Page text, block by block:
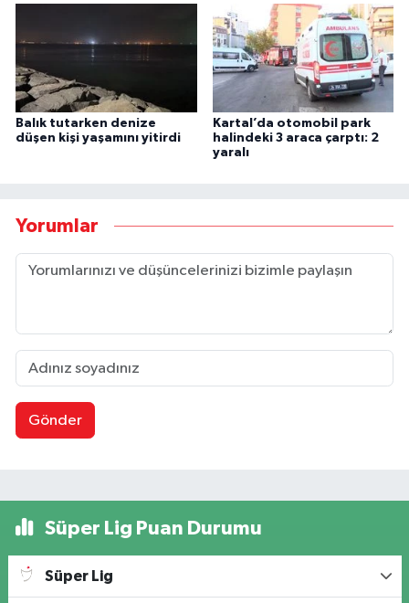
Balık tutarken denize
düşen kişi yaşamını yitirdi
Kartal’da otomobil park
halindeki 3 araca çarptı: 2
yaralı
Yorumlar
Gönder
Süper Lig Puan Durumu
Süper Lig